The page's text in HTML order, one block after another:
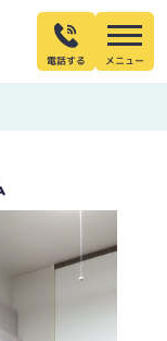
電話する